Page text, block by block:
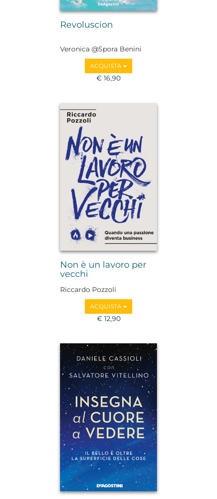
Revoluscion
Veronica @Spora Benini
ACQUISTA
€ 16,90
Non è un lavoro per
vecchi
Riccardo Pozzoli
ACQUISTA
€ 12,90